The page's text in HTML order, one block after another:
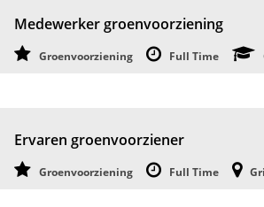
Medewerker groenvoorziening
Groenvoorziening Full Time
Ervaren groenvoorziener
Groenvoorziening Full Time